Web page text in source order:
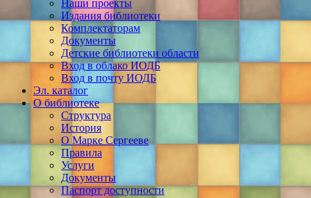
Наши проекты
Издания библиотеки
Комплектаторам
Документы
Детские библиотеки области
Вход в облако ИОДБ
Вход в почту ИОДБ
Эл. каталог
О библиотеке
Структура
История
О Марке Сергееве
Правила
Услуги
Документы
Паспорт доступности